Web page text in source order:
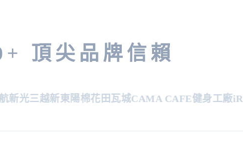
頂尖品牌信賴
光三越新東陽棉花田瓦城CAMA CAFE健身工廠iRent